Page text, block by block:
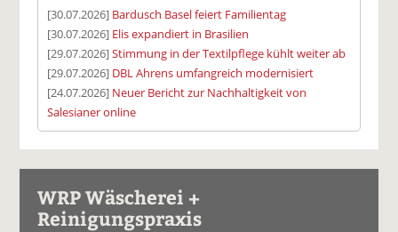
[30.07.2026] Bardusch Basel feiert Familientag
[30.07.2026] Elis expandiert in Brasilien
[29.07.2026]Stimmung in der Textilpflege kühlt weiter ab
[29.07.2026] DBL Ahrens umfangreich modernisiert
[24.07.2026] Neuer Bericht zur Nachhaltigkeit von
Salesianer online
WRP Wäscherei +
Reinigungspraxis